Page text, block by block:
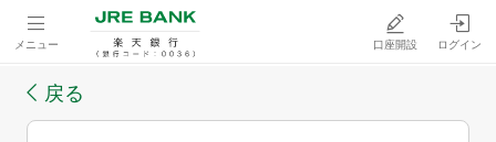
メニュー 口座開設 ログイン
戻る